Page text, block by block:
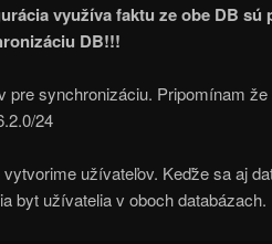
využíva faktu ze obe DB sú
DB!!!
pre synchronizáciu. Pripomínam
24
užívateľov. Keďže sa aj
byt užívatelia v oboch databázach.